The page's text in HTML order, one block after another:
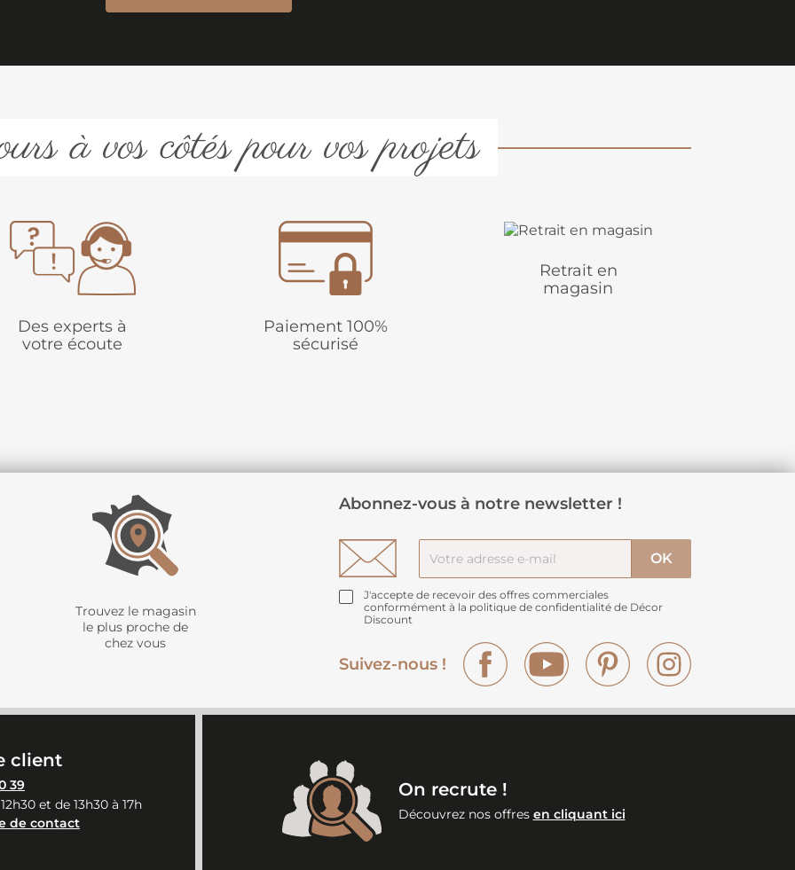
à vos côtés pour vos projets
Des experts à
votre écoute
Paiement 100%
sécurisé
Retrait en
magasin
Trouvez le magasin
le plus proche de
chez vous
Abonnez-vous à notre newsletter !
J'accepte de recevoir des offres commerciales
conformément à la politique de confidentialité de Décor
Discount
Suivez-nous !
Facebook YouTube Pinterest
client
39
et de 13h30 à 17h
de contact
On recrute !
Découvrez nos offres en cliquant ici